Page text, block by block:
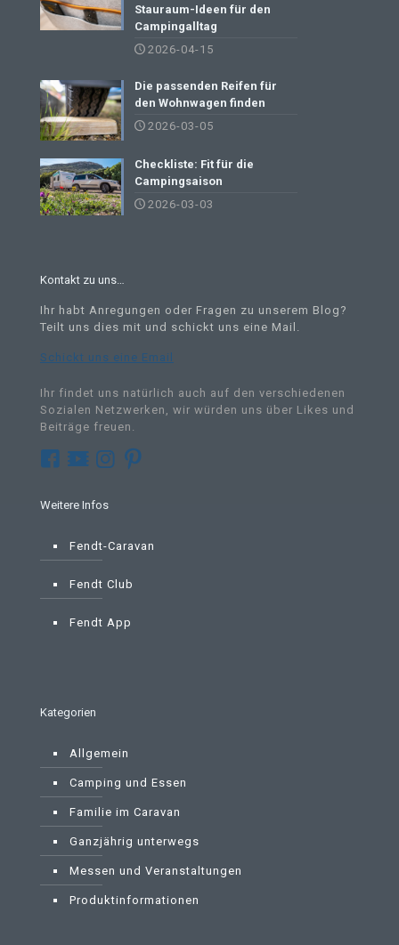
Stauraum-Ideen für den
Campingalltag
2026-04-15
Die passenden Reifen für
den Wohnwagen finden
2026-03-05
Checkliste: Fit für die
Campingsaison
2026-03-03
Kontakt zu uns…
Ihr habt Anregungen oder Fragen zu unserem Blog?
Teilt uns dies mit und schickt uns eine Mail .
Schickt uns eine Email
Ihr findet uns natürlich auch auf den verschiedenen
Sozialen Netzwerken, wir würden uns über Likes und
Beiträge freuen.
Weitere Infos
Fendt-Caravan
Fendt Club
Fendt App
Kategorien
Allgemein
Camping und Essen
Familie im Caravan
Ganzjährig unterwegs
Messen und Veranstaltungen
Produktinformationen